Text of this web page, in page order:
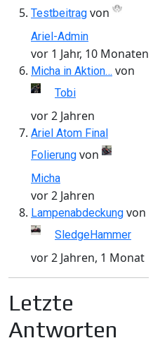
Testbeitrag von
Ariel-Admin
vor 1 Jahr, 10 Monaten
Micha in Aktion… von
Tobi
vor 2 Jahren
Ariel Atom Final
Folierung von
Micha
vor 2 Jahren
Lampenabdeckung von
SledgeHammer
vor 2 Jahren, 1 Monat
Letzte
Antworten